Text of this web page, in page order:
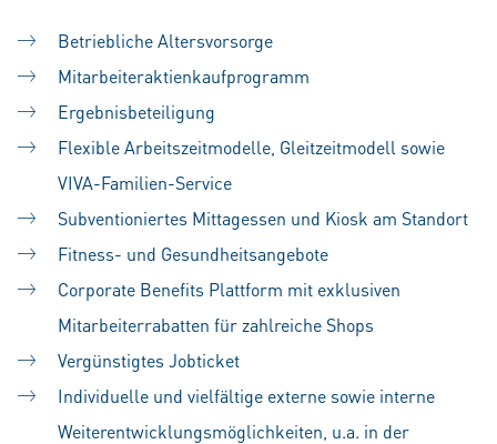
Betriebliche Altersvorsorge
Mitarbeiteraktienkaufprogramm
Ergebnisbeteiligung
Flexible Arbeitszeitmodelle, Gleitzeitmodell sowie
VIVA-Familien-Service
Subventioniertes Mittagessen und Kiosk am Standort
Fitness- und Gesundheitsangebote
Corporate Benefits Plattform mit exklusiven
Mitarbeiterrabatten für zahlreiche Shops
Vergünstigtes Jobticket
Individuelle und vielfältige externe sowie interne
Weiterentwicklungsmöglichkeiten, u.a. in der